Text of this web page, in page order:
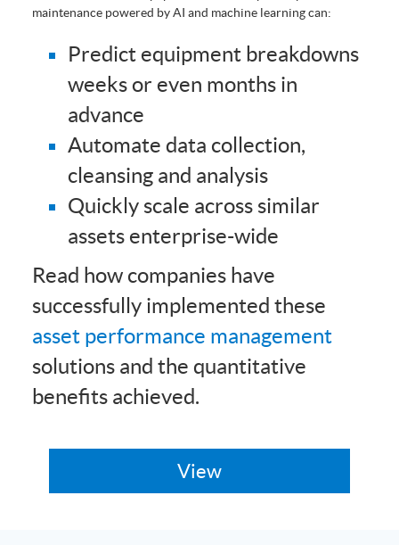
maintenance powered by AI and machine learning can:
Predict equipment breakdowns
weeks or even months in
advance
Automate data collection,
cleansing and analysis
Quickly scale across similar
assets enterprise-wide
Read how companies have
successfully implemented these
asset performance management
solutions and the quantitative
benefits achieved.